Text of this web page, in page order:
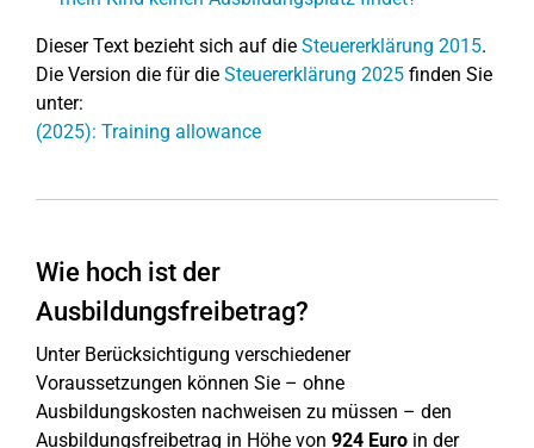
Dieser Text bezieht sich auf die Steuererklärung 2015.
Die Version die für die Steuererklärung 2025 finden Sie
unter:
(2025): Training allowance
Wie hoch ist der
Ausbildungsfreibetrag?
Unter Berücksichtigung verschiedener
Voraussetzungen können Sie – ohne
Ausbildungskosten nachweisen zu müssen – den
Ausbildungsfreibetrag in Höhe von 924 Euro in der